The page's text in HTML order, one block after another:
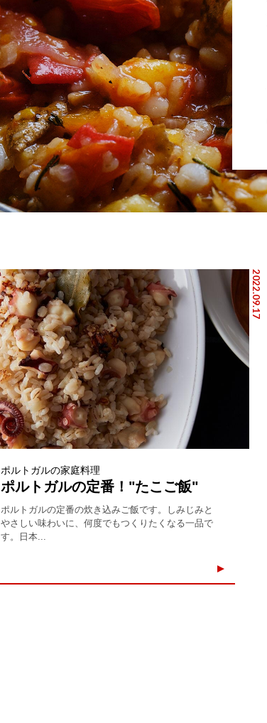
2022.09.17
ポルトガルの家庭料理
ポルトガルの定番！"たこご飯"
ポルトガルの定番の炊き込みご飯です。しみじみと
やさしい味わいに、何度でもつくりたくなる一品で
す。日本...